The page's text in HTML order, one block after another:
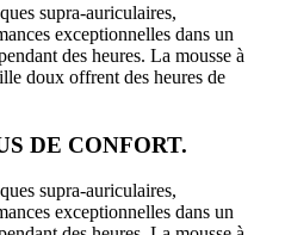
supra-auriculaires,
exceptionnelles dans un
des heures. La mousse à
doux offrent des heures de
DE CONFORT.
supra-auriculaires,
exceptionnelles dans un